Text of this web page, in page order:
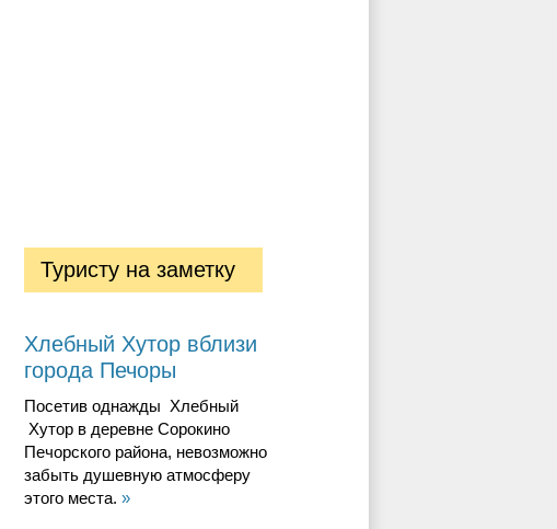
Туристу на заметку
Хлебный Хутор вблизи
города Печоры
Посетив однажды Хлебный
Хутор в деревне Сорокино
Печорского района, невозможно
забыть душевную атмосферу
этого места. »